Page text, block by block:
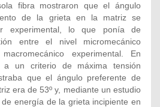
fibra mostraron que el ángulo
de la grieta en la matriz se
experimental, lo que ponía de
entre el nivel micromecánico
experimental. En
a un criterio de máxima tensión
que el ángulo preferente de
era de 53º y, mediante un estudio
energía de la grieta incipiente en